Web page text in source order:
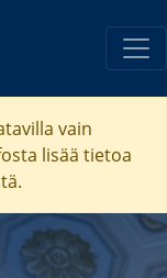
vain
lisää tietoa